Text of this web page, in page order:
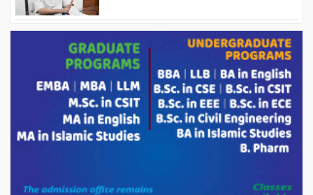
চন্দনাইশের হাশিমপুর ৪ নং ওয়ার্ডে ৫’শতাধিক
হতদরিদ্র পরিবারের মাঝে খাদ্যসামগ্রী বিতরণ
করেন মনজুর মোরশেদ
পরিবেশ রক্ষায় পাটগ্রামে ইহসান ইয়ুথ
সার্কেলের বৃক্ষরোপণ
মিরপুর-১১ নম্বরে দুর্বৃত্তদের গুলিতে বিএনপি